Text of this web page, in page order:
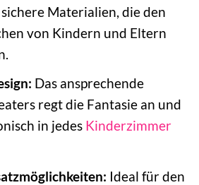
Materialien, die den
von Kindern und Eltern
Das ansprechende
regt die Fantasie an und
in jedes Kinderzimmer
Ideal für den